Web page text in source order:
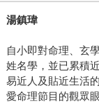
湯鎮瑋
自小即對命理、玄
姓名學，並已累積
易近人及貼近生活
愛命理節目的觀眾